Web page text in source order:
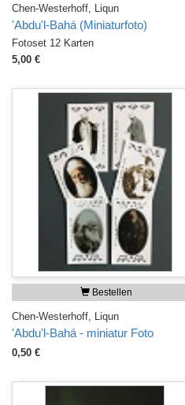
Chen-Westerhoff, Liqun
'Abdu'l-Bahá (Miniaturfoto)
Fotoset 12 Karten
5,00 €
Bestellen
Chen-Westerhoff, Liqun
'Abdu'l-Bahá - miniatur Foto
0,50 €